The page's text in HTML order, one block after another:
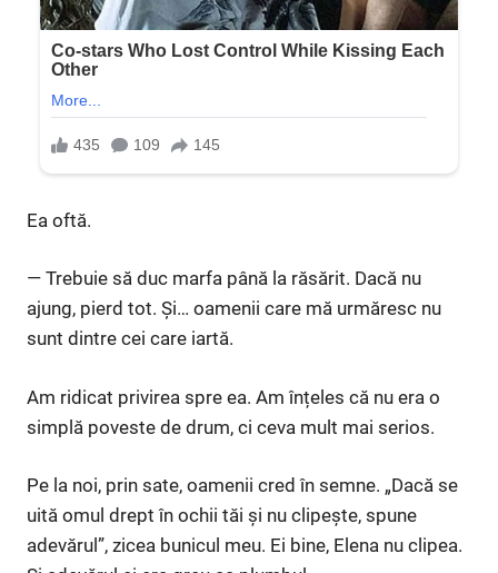
Ea oftă.
— Trebuie să duc marfa până la răsărit. Dacă nu
ajung, pierd tot. Și… oamenii care mă urmăresc nu
sunt dintre cei care iartă.
Am ridicat privirea spre ea. Am înțeles că nu era o
simplă poveste de drum, ci ceva mult mai serios.
Pe la noi, prin sate, oamenii cred în semne. „Dacă se
uită omul drept în ochii tăi și nu clipește, spune
adevărul”, zicea bunicul meu. Ei bine, Elena nu clipea.